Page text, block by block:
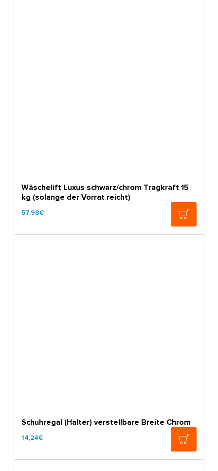
Wäschelift Luxus schwarz/chrom Tragkraft 15
kg (solange der Vorrat reicht)
57,98€
Schuhregal (Halter) verstellbare Breite Chrom
14,24€